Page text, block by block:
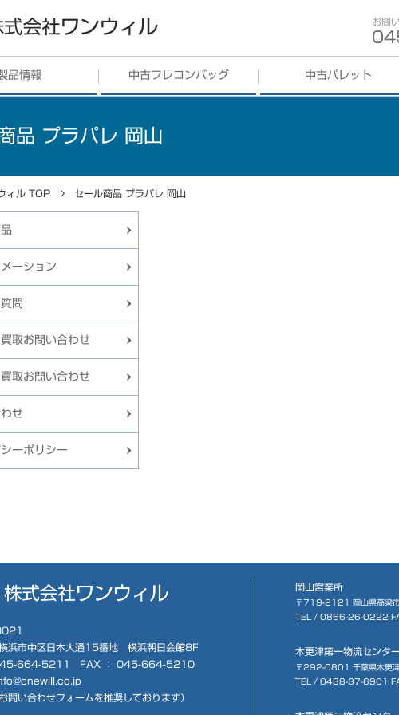
お問
品情報
ラ袋
クリサイクル
中古フレコンバッグ 中古パレット
品 プラパレ 岡山
ィル TOP セール商品 プラパレ 岡山
ーション
問
取お問い合わせ
取お問い合わせ
せ
ーポリシー
浜市中区日本大通15番地 横浜朝日会館8F
664-5211
FAX ： 045-664-5210
お問い合わせフォーム を推奨しております）
岡山営業所
〒719-2121 岡山県高梁
TEL / 0866-26-0222
木更津第一物流センタ
〒292-0801 千葉県木更
TEL / 0438-37-6901